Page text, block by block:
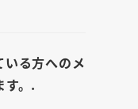
いる方へのメ
す。.